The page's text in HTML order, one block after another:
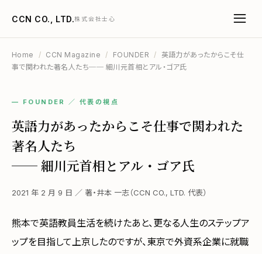
CCN CO., LTD.株式会社士心
Home / CCN Magazine / FOUNDER /
英語力があったからこそ仕
事で関われた著名人たち── 細川元首相とアル・ゴア氏
— FOUNDER ／ 代表の視点
英語力があったからこそ仕事で関われた
著名人たち
── 細川元首相とアル・ゴア氏
2021 年 2 月 9 日 ／ 著・井本 一志（CCN CO., LTD. 代表）
熊本で英語教員生活を続けたあと、更なる人生のステップア
ップを目指して上京したのですが、東京で外資系企業に就職